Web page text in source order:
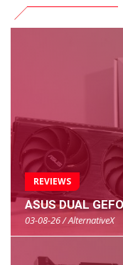
REVIEWS
ASUS DUAL
03-08-26 / AlternativeX